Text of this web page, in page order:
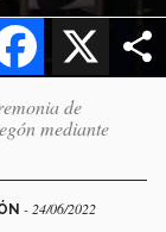
X
Facebook
de
mediante
- 24/06/2022